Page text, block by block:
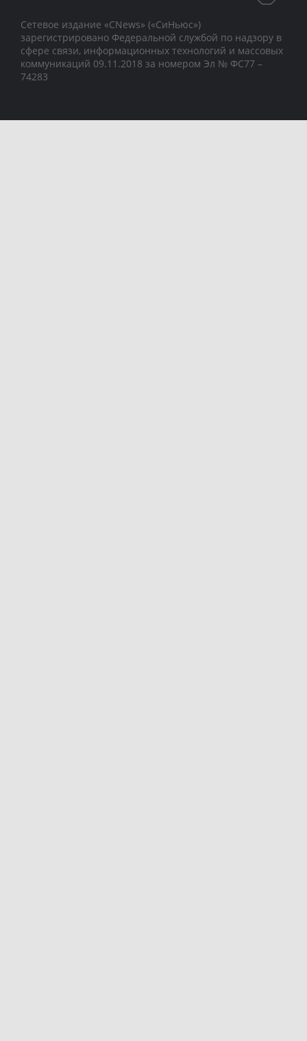
Сетевое издание «CNews» («СиНьюс»)
зарегистрировано Федеральной службой по надзору в
сфере связи, информационных технологий и массовых
коммуникаций 09.11.2018 за номером Эл № ФС77 –
74283